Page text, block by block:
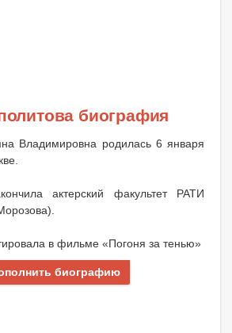
биография
Владимировна родилась 6 января
актерский факультет РАТИ
в фильме «Погоня за тенью»
биографию